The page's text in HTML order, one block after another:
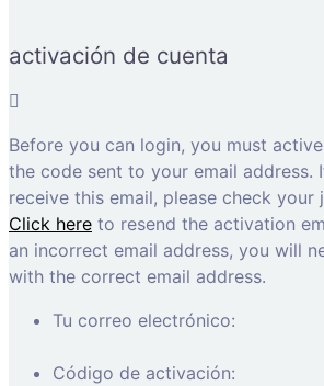
activación de cuenta
Before you can login, you must
the code sent to your email address.
receive this email, please check your
Click here to resend the activation
an incorrect email address, you will
with the correct email address.
Tu correo electrónico:
Código de activación: